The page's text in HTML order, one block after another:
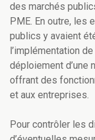
des marchés
PME. En outre, les
publics y avaient
l’implémentation
déploiement d’une
offrant des
et aux entreprises.
Pour contrôler les